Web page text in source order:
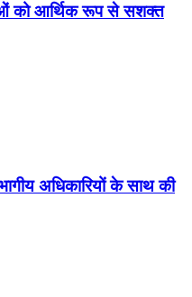
को आर्थिक रूप से सशक्त
अधिकारियों के साथ की